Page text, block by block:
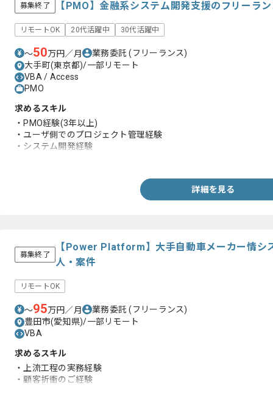
募集終了 【PMO】金融系システム開発支援のフリーラ
リモートOK 20代活躍中 30代活躍中
〜50万円／月 業務委託(フリーランス)
大手町(東京都)/一部リモート
VBA / Access
PMO
求めるスキル
・PMO経験(3年以上)
・ユーザ側でのプロジェクト管理経験
・システム開発経験
詳細を見る
募集終了
【Power Platform】大手自動車メーカー情シ
人・案件
リモートOK
〜95万円／月 業務委託(フリーランス)
豊田市(愛知県)/一部リモート
VBA
求めるスキル
・上流工程の実務経験
・顧客折衝のご経験